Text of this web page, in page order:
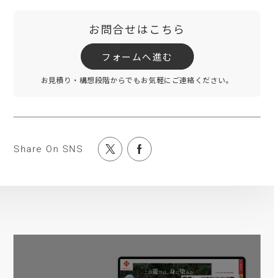
お問合せはこちら
フォームへ進む
お見積り・構想段階からでもお気軽にご連絡ください。
Share On SNS